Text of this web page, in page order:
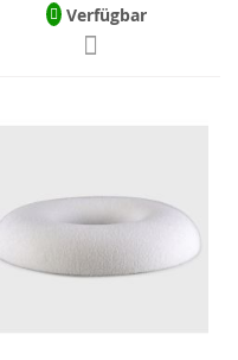
Verfügbar